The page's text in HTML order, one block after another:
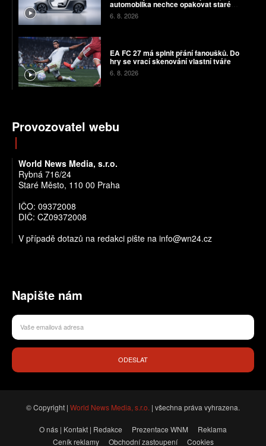
automobilka nechce opakovat staré
chyby
6. 8. 2026
EA FC 27 má splnit přání fanoušků. Do
hry se vrací skenování vlastní tváře
6. 8. 2026
Provozovatel webu
World News Media, s.r.o.
Rybná 716/24
Staré Město, 110 00 Praha
IČO: 09372008
DIČ: CZ09372008
V případě dotazů na redakci pište na info@wn24.cz
Napište nám
ODESLAT
© Copyright | World News Media, s.r.o. | všechna práva vyhrazena.
O nás | Kontakt | Redakce Prezentace WNM
Reklama
Ceník reklamy
Obchodní zastoupení Cookies